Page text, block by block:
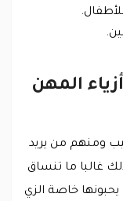
المهن
ومنهم من يريد
غالبا ما تنساق
خاصة الزي